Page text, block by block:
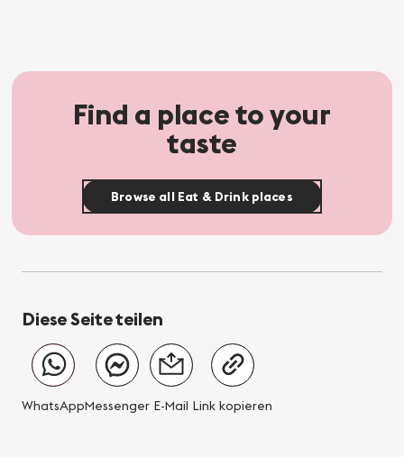
Find a place to your
taste
Browse all Eat & Drink places
Diese Seite teilen
WhatsAppMessenger E-Mail Link kopieren